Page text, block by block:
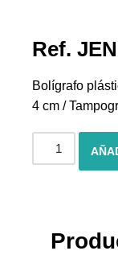
Ref.
Bolígrafo
4 cm /